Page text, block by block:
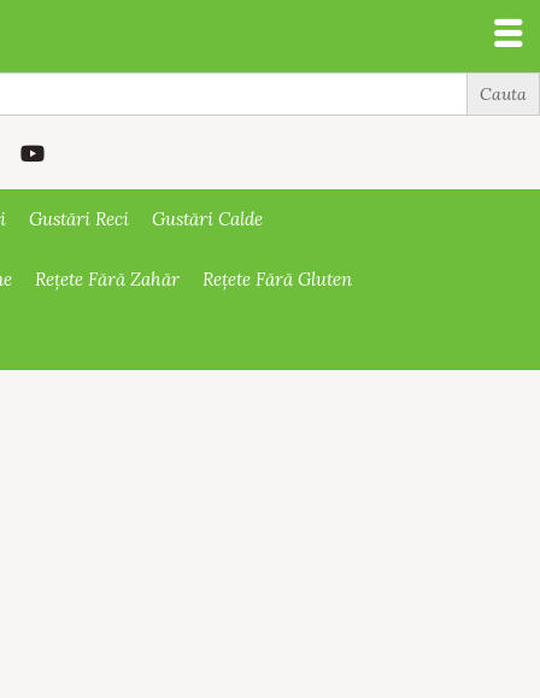
Gustări Reci Gustări Calde
Rețete Fără Zahăr Rețete Fără Gluten